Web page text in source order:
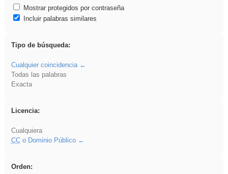
Mostrar protegidos por contraseña
Incluir palabras similares
Tipo de búsqueda:
Cualquier coincidencia
Todas las palabras
Exacta
Licencia:
Cualquiera
CCo Dominio Público
Orden: